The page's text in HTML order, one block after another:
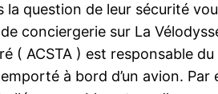
question de leur sécurité
conciergerie sur La
( ACSTA ) est responsable
à bord d’un avion.